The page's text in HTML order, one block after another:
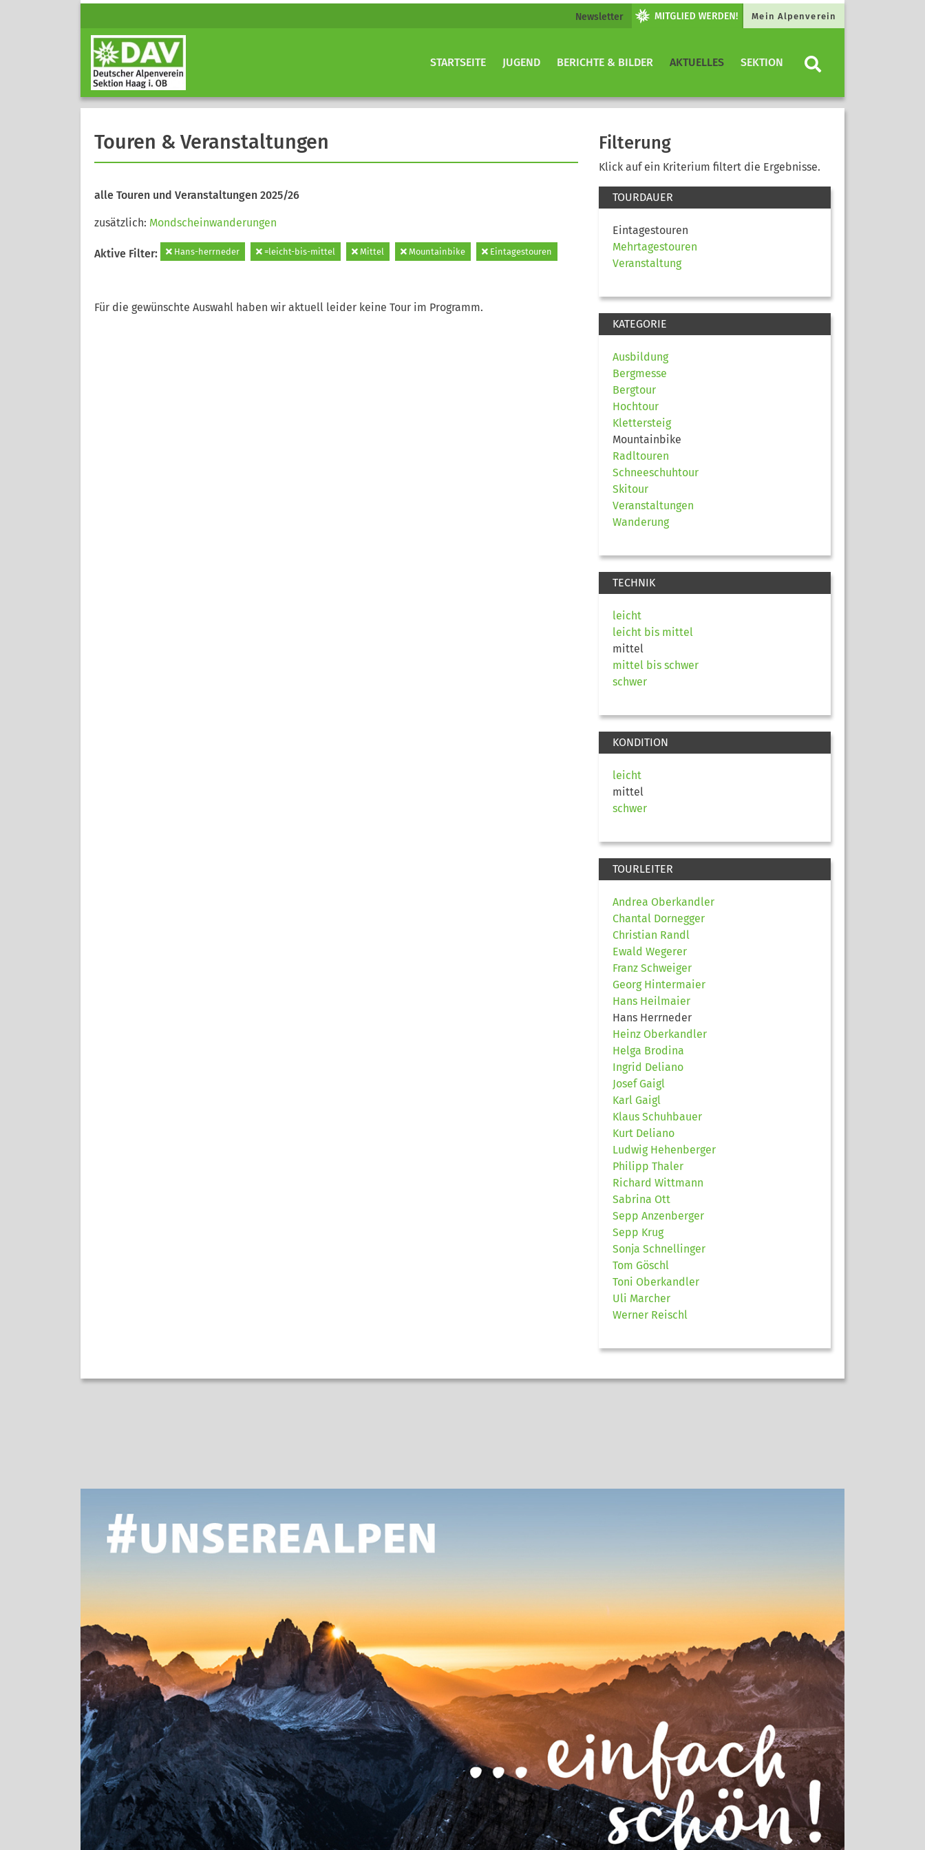
Newsletter Mein Alpenverein
STARTSEITE JUGEND BERICHTE & BILDER AKTUELLES SEKTION
Touren & Veranstaltungen
alle Touren und Veranstaltungen 2025/26
zusätzlich: Mondscheinwanderungen
Aktive Filter: Hans-herrneder =leicht-bis-mittel Mittel Mountainbike Eintagestouren
Für die gewünschte Auswahl haben wir aktuell leider keine Tour im Programm.
Filterung
Klick auf ein Kriterium filtert die Ergebnisse.
TOURDAUER
Eintagestouren
Mehrtagestouren
Veranstaltung
KATEGORIE
Ausbildung
Bergmesse
Bergtour
Hochtour
Klettersteig
Mountainbike
Radltouren
Schneeschuhtour
Skitour
Veranstaltungen
Wanderung
TECHNIK
leicht
leicht bis mittel
mittel
mittel bis schwer
schwer
KONDITION
leicht
mittel
schwer
TOURLEITER
Andrea Oberkandler
Chantal Dornegger
Christian Randl
Ewald Wegerer
Franz Schweiger
Georg Hintermaier
Hans Heilmaier
Hans Herrneder
Heinz Oberkandler
Helga Brodina
Ingrid Deliano
Josef Gaigl
Karl Gaigl
Klaus Schuhbauer
Kurt Deliano
Ludwig Hehenberger
Philipp Thaler
Richard Wittmann
Sabrina Ott
Sepp Anzenberger
Sepp Krug
Sonja Schnellinger
Tom Göschl
Toni Oberkandler
Uli Marcher
Werner Reischl